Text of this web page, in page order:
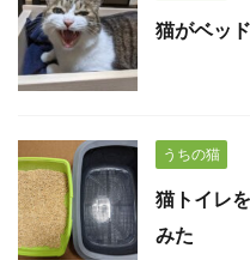
猫がベッ
うちの猫
猫トイレ
みた